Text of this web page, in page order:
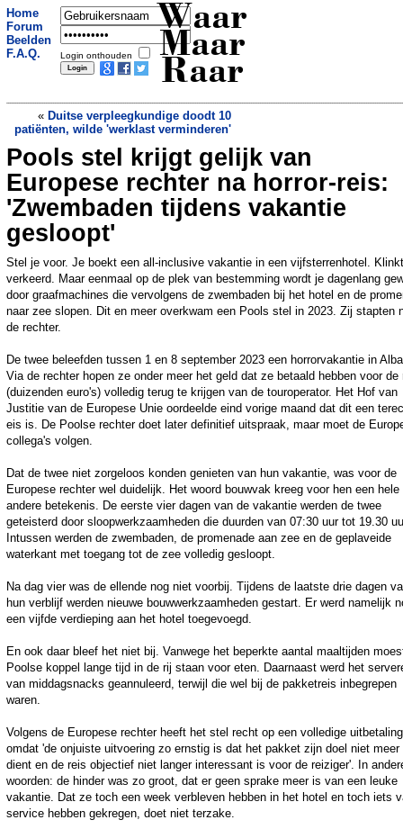
Home
Forum
Beelden
F.A.Q.
Login onthouden
Waar
Maar
Raar
« Duitse verpleegkundige doodt 10
patiënten, wilde 'werklast verminderen'
Downshiften: steeds meer
hoogopgeleiden kiezen voor een
praktische baan»
Pools stel krijgt gelijk van
Europese rechter na horror-reis:
'Zwembaden tijdens vakantie
gesloopt'
Stel je voor. Je boekt een all-inclusive vakantie in een vijfsterrenhotel.
verkeerd. Maar eenmaal op de plek van bestemming wordt je dagenlang
door graafmachines die vervolgens de zwembaden bij het hotel en de
naar zee slopen. Dit en meer overkwam een Pools stel in 2023. Zij stapten
de rechter.
De twee beleefden tussen 1 en 8 september 2023 een horrorvakantie in
Via de rechter hopen ze onder meer het geld dat ze betaald hebben voor de
(duizenden euro's) volledig terug te krijgen van de touroperator. Het Hof van
Justitie van de Europese Unie oordeelde eind vorige maand dat dit een
eis is. De Poolse rechter doet later definitief uitspraak, maar moet de
collega's volgen.
Dat de twee niet zorgeloos konden genieten van hun vakantie, was voor de
Europese rechter wel duidelijk. Het woord bouwvak kreeg voor hen een hele
andere betekenis. De eerste vier dagen van de vakantie werden de twee
geteisterd door sloopwerkzaamheden die duurden van 07:30 uur tot 19.30
Intussen werden de zwembaden, de promenade aan zee en de geplaveide
waterkant met toegang tot de zee volledig gesloopt.
Na dag vier was de ellende nog niet voorbij. Tijdens de laatste drie dagen
hun verblijf werden nieuwe bouwwerkzaamheden gestart. Er werd namelijk
een vijfde verdieping aan het hotel toegevoegd.
En ook daar bleef het niet bij. Vanwege het beperkte aantal maaltijden
Poolse koppel lange tijd in de rij staan voor eten. Daarnaast werd het
van middagsnacks geannuleerd, terwijl die wel bij de pakketreis inbegrepen
waren.
Volgens de Europese rechter heeft het stel recht op een volledige
omdat 'de onjuiste uitvoering zo ernstig is dat het pakket zijn doel niet meer
dient en de reis objectief niet langer interessant is voor de reiziger'. In
woorden: de hinder was zo groot, dat er geen sprake meer is van een leuke
vakantie. Dat ze toch een week verbleven hebben in het hotel en toch iets
service hebben gekregen, doet niet terzake.